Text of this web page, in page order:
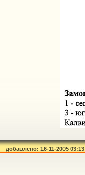
добавлено: 16-11-2005 03:13